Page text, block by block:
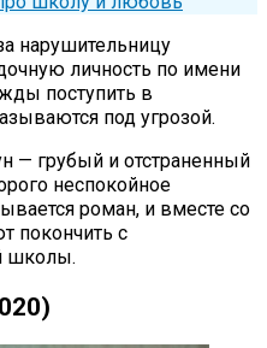
нарушительницу
личность по имени
поступить в
под угрозой.
— грубый и отстраненный
неспокойное
роман, и вместе со
покончить с
школы.